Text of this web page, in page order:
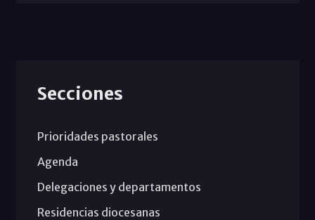
Secciones
Prioridades pastorales
Agenda
Delegaciones y departamentos
Residencias diocesanas